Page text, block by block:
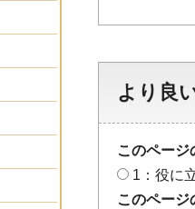
より良
このページ
1：役に
このページ